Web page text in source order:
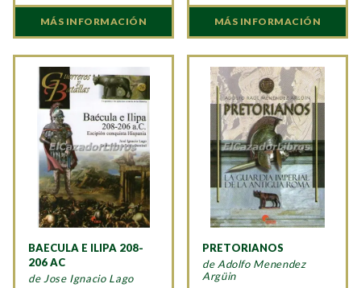
MÁS INFORMACIÓN MÁS INFORMACIÓN
BAECULA E ILIPA 208-
206 AC
de Jose Ignacio Lago
PRETORIANOS
de Adolfo Menendez
Argüin